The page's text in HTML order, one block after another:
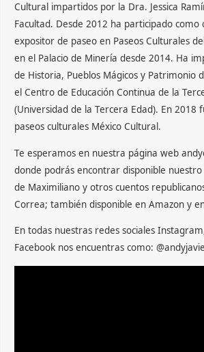
Cultural impartidos por la Dra. Jessica
Facultad. Desde 2012 ha participado como
expositor de paseo en Paseos Culturales
en el Palacio de Minería desde 2014. Ha
de Historia, Pueblos Mágicos y Patrimonio
el Centro de Educación Continua de la
(Universidad de la Tercera Edad). En 2018
paseos culturales México Cultural.
Te esperamos en nuestra página web
donde podrás encontrar disponible nuestro
de Maximiliano y otros cuentos
Correa; también disponible en Amazon y
En todas nuestras redes sociales
Facebook nos encuentras como: